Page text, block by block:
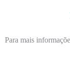
Para mais